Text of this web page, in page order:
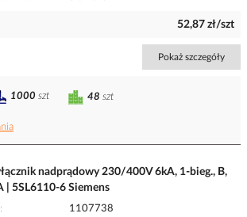
52,87 zł/szt
Pokaż szczegóły
48 szt
1000 szt
nadprądowy 230/400V 6kA, 1-bieg., B,
| 5SL6110-6 Siemens
1107738